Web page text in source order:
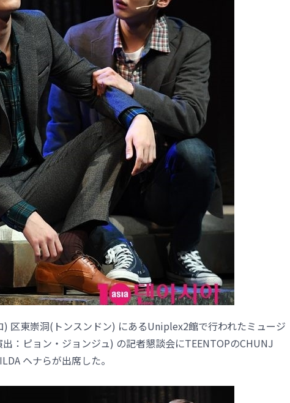
区東崇洞(トンスンドン) にあるUniplex2館で行われたミュージ
：ピョン・ジョンジュ) の記者懇談会にTEENTOPのCHUNJ
ヘナらが出席した。